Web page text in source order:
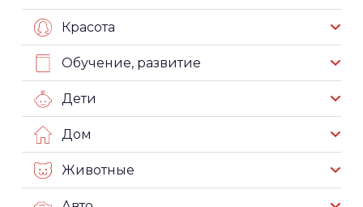
Красота
Обучение, развитие
Дети
Дом
Животные